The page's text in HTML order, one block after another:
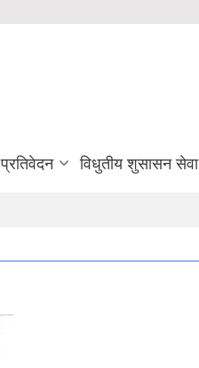
प्रतिवेदन विधुतीय शुसासन सेवा